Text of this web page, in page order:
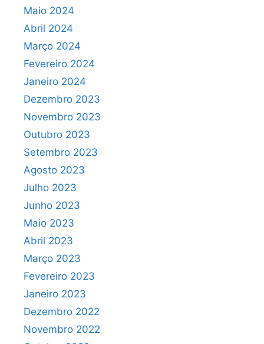
Maio 2024
Abril 2024
Março 2024
Fevereiro 2024
Janeiro 2024
Dezembro 2023
Novembro 2023
Outubro 2023
Setembro 2023
Agosto 2023
Julho 2023
Junho 2023
Maio 2023
Abril 2023
Março 2023
Fevereiro 2023
Janeiro 2023
Dezembro 2022
Novembro 2022